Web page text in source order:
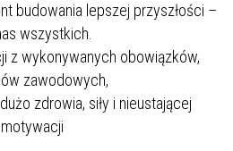
budowania lepszej przyszłości –
wszystkich.
z wykonywanych obowiązków,
zawodowych,
zdrowia, siły i nieustającej
motywacji